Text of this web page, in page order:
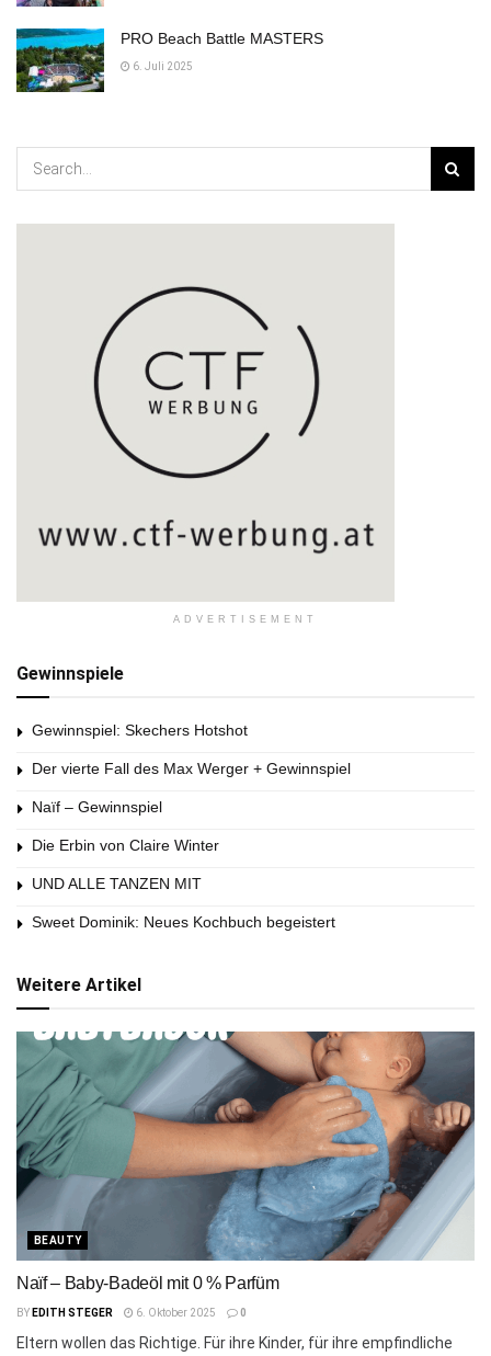
PRO Beach Battle MASTERS
6. Juli 2025
ADVERTISEMENT
Gewinnspiele
Gewinnspiel: Skechers Hotshot
Der vierte Fall des Max Werger + Gewinnspiel
Naïf – Gewinnspiel
Die Erbin von Claire Winter
UND ALLE TANZEN MIT
Sweet Dominik: Neues Kochbuch begeistert
Weitere Artikel
BEAUTY
Naïf – Baby-Badeöl mit 0 % Parfüm
BY EDITH STEGER 6. Oktober 2025 0
Eltern wollen das Richtige. Für ihre Kinder, für ihre empfindliche